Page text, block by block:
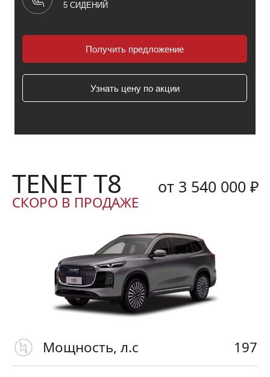
Получить предложение
Узнать цену по акции
5 СИДЕНИЙ